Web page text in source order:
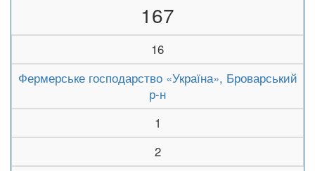
167
16
Фермерське господарство «Україна», Броварський
р-н
1
2